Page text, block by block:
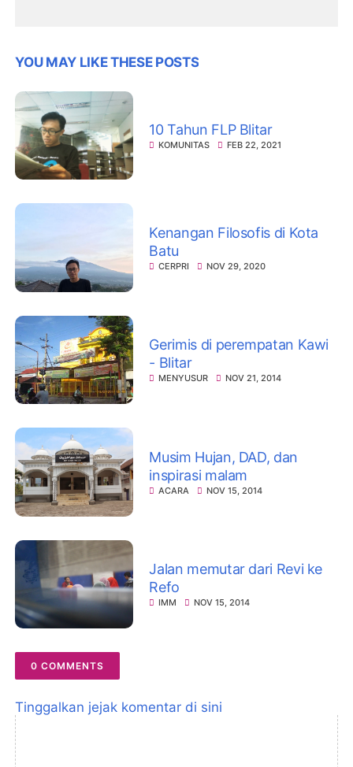
YOU MAY LIKE THESE POSTS
10 Tahun FLP Blitar
KOMUNITAS FEB 22, 2021
Kenangan Filosofis di Kota
Batu
CERPRI NOV 29, 2020
Gerimis di perempatan Kawi
- Blitar
MENYUSUR NOV 21, 2014
Musim Hujan, DAD, dan
inspirasi malam
ACARA NOV 15, 2014
Jalan memutar dari Revi ke
Refo
IMM NOV 15, 2014
0 COMMENTS
Tinggalkan jejak komentar di sini